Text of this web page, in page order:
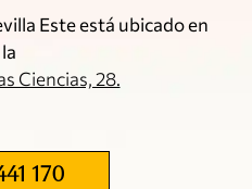
Este está ubicado en
la
Ciencias, 28.
170